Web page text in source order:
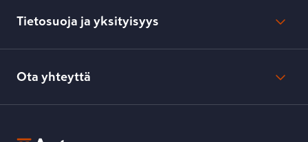
Toimitustavat ja -kulut
Verkkokaupan peruuttamisilmoitus
Saavutettavuus
Tietosuoja ja yksityisyys
Kesko-konsernin verkkoselailurekisteri
K-Ryhmän evästekäytännöt
Ota yhteyttä